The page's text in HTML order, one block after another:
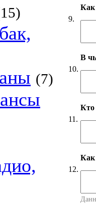
(7)
9.
Как
10.
В
11.
Кто
12.
Как